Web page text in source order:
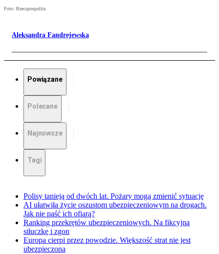
Foto: Rzeczpospolita
Aleksandra Fandrejewska
Powiązane
Polecane
Najnowsze
Tagi
Polisy tanieją od dwóch lat. Pożary mogą zmienić sytuację
AI ułatwiła życie oszustom ubezpieczeniowym na drogach.
Jak nie paść ich ofiarą?
Ranking przekrętów ubezpieczeniowych. Na fikcyjną
stłuczkę i zgon
Europa cierpi przez powodzie. Większość strat nie jest
ubezpieczona